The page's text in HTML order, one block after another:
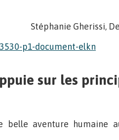
Stéphanie Gherissi,
sur les
belle aventure humaine